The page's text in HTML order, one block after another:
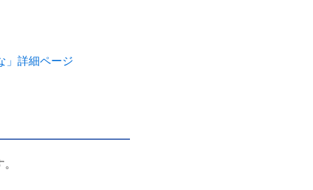
」詳細ページ